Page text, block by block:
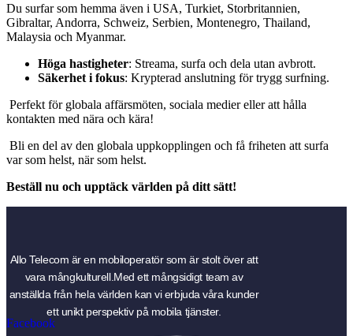
Du surfar som hemma även i USA, Turkiet, Storbritannien,
Gibraltar, Andorra, Schweiz, Serbien, Montenegro, Thailand,
Malaysia och Myanmar.
Höga hastigheter: Streama, surfa och dela utan avbrott.
Säkerhet i fokus: Krypterad anslutning för trygg surfning.
Perfekt för globala affärsmöten, sociala medier eller att hålla
kontakten med nära och kära!
Bli en del av den globala uppkopplingen och få friheten att surfa
var som helst, när som helst.
Beställ nu och upptäck världen på ditt sätt!
Allo Telecom är en mobiloperatör som är stolt över att
vara mångkulturell.Med ett mångsidigt team av
anställda från hela världen kan vi erbjuda våra kunder
ett unikt perspektiv på mobila tjänster.
Facebook